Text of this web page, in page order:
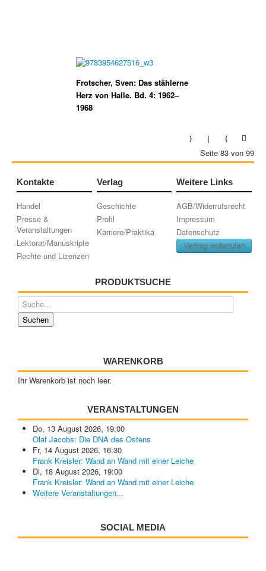
Frotscher, Sven: Das stählerne
Herz von Halle. Bd. 4: 1962–
1968
Seite 83 von 99
Kontakte
Handel
Presse &
Veranstaltungen
Lektorat/Manuskripte
Rechte und Lizenzen
Verlag
Geschichte
Profil
Karriere/Praktika
Weitere Links
AGB/Widerrufsrecht
Impressum
Datenschutz
Vertrag widerrufen
PRODUKTSUCHE
WARENKORB
Ihr Warenkorb ist noch leer.
VERANSTALTUNGEN
Do, 13 August 2026, 19:00
Olaf Jacobs: Die DNA des Ostens
Fr, 14 August 2026, 16:30
Frank Kreisler: Wand an Wand mit einer Leiche
Di, 18 August 2026, 19:00
Frank Kreisler: Wand an Wand mit einer Leiche
Weitere Veranstaltungen...
SOCIAL MEDIA